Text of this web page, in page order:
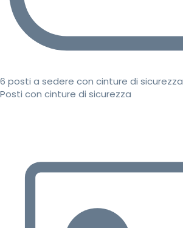
6 posti a sedere con cinture di sicurezza
Posti con cinture di sicurezza